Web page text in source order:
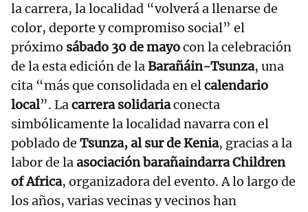
la carrera, la localidad “volverá a llenarse de
color, deporte y compromiso social” el
próximo sábado 30 de mayocon la celebración
de la esta edición de laBarañáin-Tsunza, una
cita “más que consolidada en elcalendario
local”. Lacarrera solidariaconecta
simbólicamente la localidad navarra con el
poblado de Tsunza, al sur de Kenia, gracias a la
labor de laasociación barañaindarra Children
of Africa, organizadora del evento. A lo largo de
los años, varias vecinas y vecinos han